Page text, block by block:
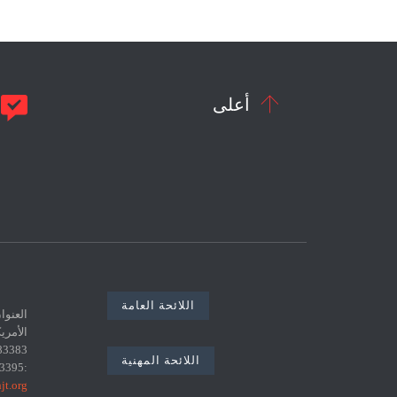
  أعلى
:0021671783395 البريد الإلكتروني :
اللائحة العامة
اللائحة المهنية